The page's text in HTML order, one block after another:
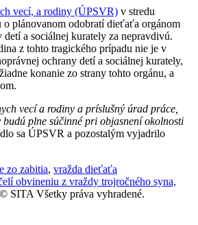
vecí, a rodiny (ÚPSVR) v stredu
plánovanom odobratí dieťaťa orgánom
detí a sociálnej kurately za nepravdivú.
z tohto tragického prípadu nie je v
ochrany detí a sociálnej kurately,
konanie zo strany tohto orgánu, a
vecí a rodiny a príslušný úrad práce,
plne súčinné pri objasnení okolnosti
sa ÚPSVR a pozostalým vyjadrilo
zo zabitia, vražda dieťaťa
obvineniu z vraždy trojročného syna,
© SITA Všetky práva vyhradené.